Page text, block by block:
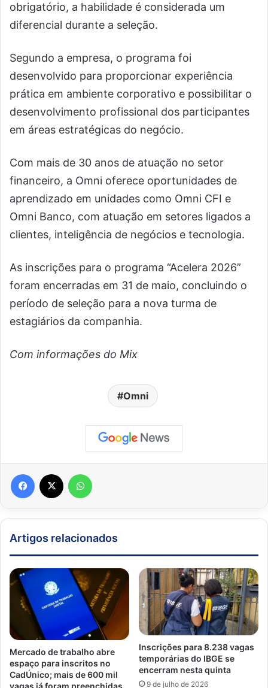
obrigatório, a habilidade é considerada um
diferencial durante a seleção.
Segundo a empresa, o programa foi
desenvolvido para proporcionar experiência
prática em ambiente corporativo e possibilitar o
desenvolvimento profissional dos participantes
em áreas estratégicas do negócio.
Com mais de 30 anos de atuação no setor
financeiro, a Omni oferece oportunidades de
aprendizado em unidades como Omni CFI e
Omni Banco, com atuação em setores ligados a
clientes, inteligência de negócios e tecnologia.
As inscrições para o programa “Acelera 2026”
foram encerradas em 31 de maio, concluindo o
período de seleção para a nova turma de
estagiários da companhia.
Com informações do Mix
Omni
Facebook
Artigos relacionados
Mercado de trabalho abre
espaço para inscritos no
CadÚnico; mais de 600 mil
vagas já foram preenchidas
Inscrições para 8.238 vagas
temporárias do IBGE se
encerram nesta quinta
9 de julho de 2026